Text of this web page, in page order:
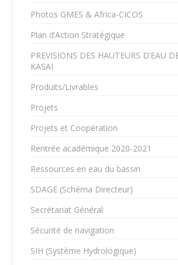
Photos GMES & Africa-CICOS
Plan d’Action Stratégique
PREVISIONS DES HAUTEURS D’EAU
KASAI
Produits/Livrables
Projets
Projets et Coopération
Rentrée académique 2020-2021
Ressources en eau du bassin
SDAGE (Schéma Directeur)
Secrétariat Général
Sécurité de navigation
SIH (Système Hydrologique)